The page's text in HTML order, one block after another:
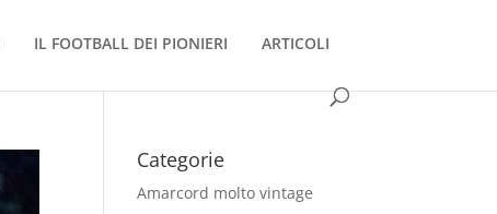
IL FOOTBALL DEI PIONIERI ARTICOLI
Categorie
Amarcord molto vintage